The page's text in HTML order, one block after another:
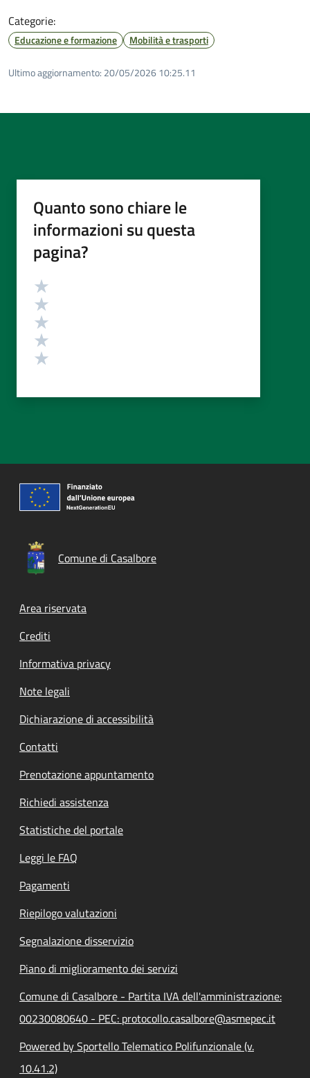
Categorie:
Educazione e formazione Mobilità e trasporti
Ultimo aggiornamento: 20/05/2026 10:25.11
Quanto sono chiare le
informazioni su questa
pagina?
Valutazione
Comune di Casalbore
Footer menu
Area riservata
Crediti
Informativa privacy
Note legali
Dichiarazione di accessibilità
Contatti
Prenotazione appuntamento
Richiedi assistenza
Statistiche del portale
Leggi le FAQ
Pagamenti
Riepilogo valutazioni
Segnalazione disservizio
Piano di miglioramento dei servizi
Comune di Casalbore - Partita IVA dell'amministrazione:
00230080640 - PEC: protocollo.casalbore@asmepec.it
Powered by Sportello Telematico Polifunzionale (v.
10.41.2)